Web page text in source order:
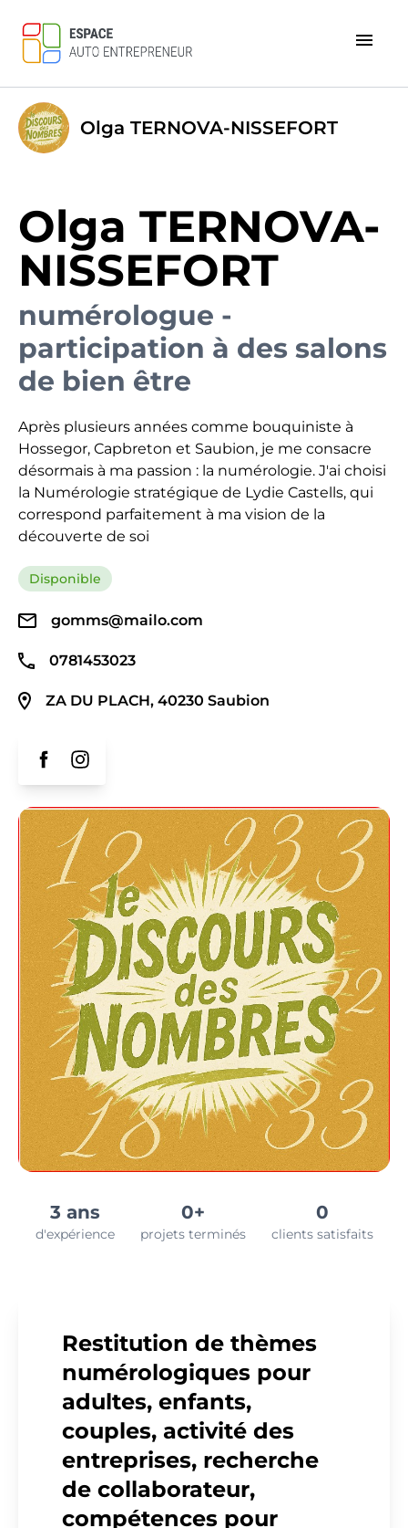
menu
Olga TERNOVA-NISSEFORT
Olga TERNOVA-
NISSEFORT
numérologue -
participation à des salons
de bien être
Après plusieurs années comme bouquiniste à
Hossegor, Capbreton et Saubion, je me consacre
désormais à ma passion : la numérologie. J'ai choisi
la Numérologie stratégique de Lydie Castells, qui
correspond parfaitement à ma vision de la
découverte de soi
Disponible
gomms@mailo.com
0781453023
ZA DU PLACH, 40230 Saubion
3 ans
d'expérience
0+
projets terminés
0
clients satisfaits
Restitution de thèmes
numérologiques pour
adultes, enfants,
couples, activité des
entreprises, recherche
de collaborateur,
compétences pour